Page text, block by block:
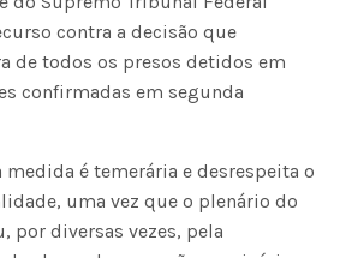
contra a decisão que
de todos os presos detidos em
confirmadas em segunda
medida é temerária e desrespeita o
uma vez que o plenário do
por diversas vezes, pela